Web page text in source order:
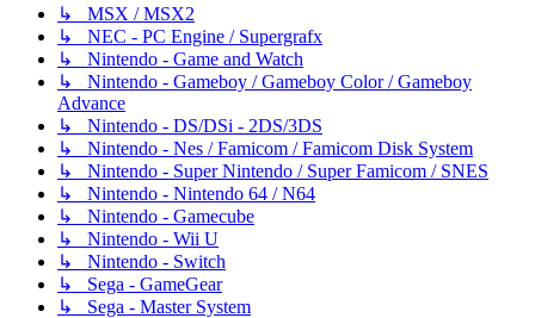
↳ MSX / MSX2
↳ NEC - PC Engine / Supergrafx
↳ Nintendo - Game and Watch
↳ Nintendo - Gameboy / Gameboy Color / Gameboy
Advance
↳ Nintendo - DS/DSi - 2DS/3DS
↳ Nintendo - Nes / Famicom / Famicom Disk System
↳ Nintendo - Super Nintendo / Super Famicom / SNES
↳ Nintendo - Nintendo 64 / N64
↳ Nintendo - Gamecube
↳ Nintendo - Wii U
↳ Nintendo - Switch
↳ Sega - GameGear
↳ Sega - Master System